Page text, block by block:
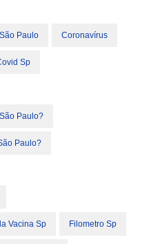
Paulo Coronavírus
Sp
Paulo?
Paulo?
Vacina Sp Filometro Sp